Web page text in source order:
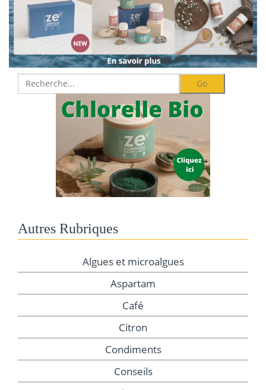
Autres Rubriques
Algues et microalgues
Aspartam
Café
Citron
Condiments
Conseils